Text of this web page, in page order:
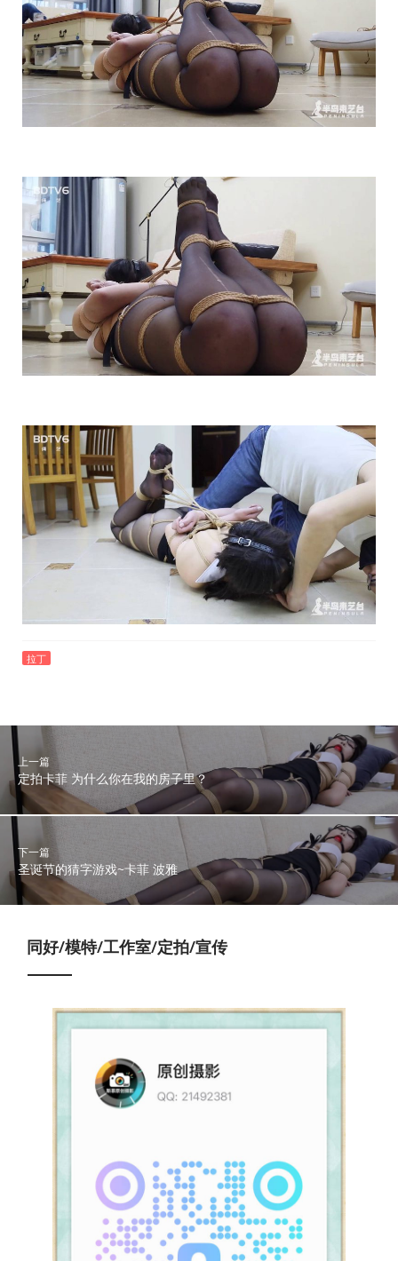
拉丁
上一篇
定拍卡菲 为什么你在我的房子里？
下一篇
圣诞节的猜字游戏~卡菲 波雅
同好/模特/工作室/定拍/宣传